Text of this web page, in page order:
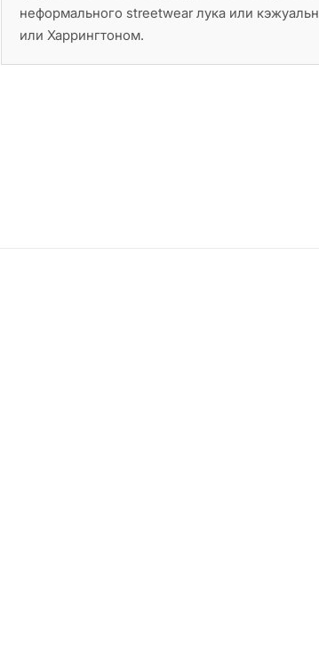
неформального streetwear лука или
или Харрингтоном.